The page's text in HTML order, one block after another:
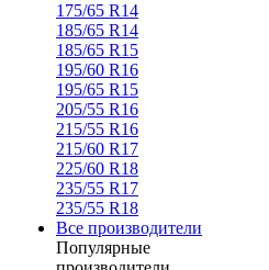
175/65 R14
185/65 R14
185/65 R15
195/60 R16
195/65 R15
205/55 R16
215/55 R16
215/60 R17
225/60 R18
235/55 R17
235/55 R18
Все производители
Популярные